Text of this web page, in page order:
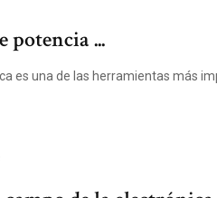
potencia ...
es una de las herramientas más